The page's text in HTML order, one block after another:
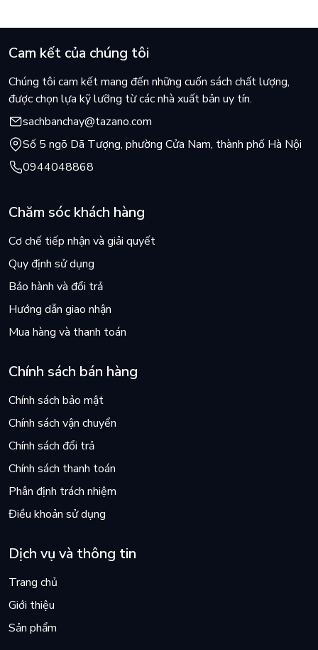
Cam kết của chúng tôi
Chúng tôi cam kết mang đến những cuốn sách chất lượng,
được chọn lựa kỹ lưỡng từ các nhà xuất bản uy tín.
sachbanchay@tazano.com
Số 5 ngõ Dã Tượng, phường Cửa Nam, thành phố Hà Nội
0944048868
Chăm sóc khách hàng
Cơ chế tiếp nhận và giải quyết
Quy định sử dụng
Bảo hành và đổi trả
Hướng dẫn giao nhận
Mua hàng và thanh toán
Chính sách bán hàng
Chính sách bảo mật
Chính sách vận chuyển
Chính sách đổi trả
Chính sách thanh toán
Phân định trách nhiệm
Điều khoản sử dụng
Dịch vụ và thông tin
Trang chủ
Giới thiệu
Sản phẩm